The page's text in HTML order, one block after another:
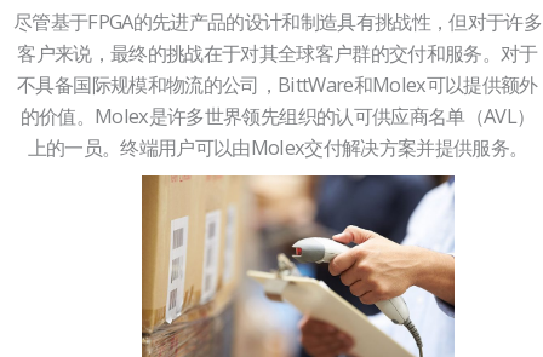
尽管基于FPGA的先进产品的设计和制造具有挑战性，但对于许多
客户来说，最终的挑战在于对其全球客户群的交付和服务。对于
不具备国际规模和物流的公司，BittWare和Molex可以提供额外
的价值。Molex是许多世界领先组织的认可供应商名单（AVL）
上的一员。终端用户可以由Molex交付解决方案并提供服务。